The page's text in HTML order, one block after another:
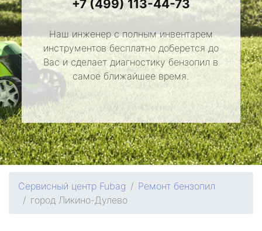
+7 (499) 113-44-73
Наш инженер с полным инвентарем
инструментов бесплатно доберется до
Вас и сделает диагностику бензопил в
самое ближайшее время.
Сервисный центр Fubag
Ремонт бензопил
город Ликино-Дулево